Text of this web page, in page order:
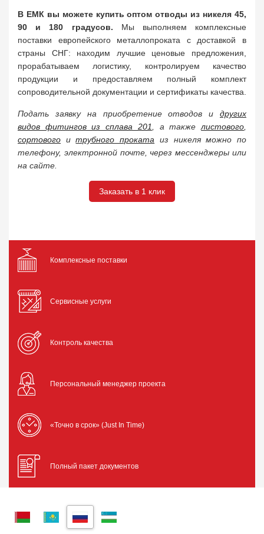
В ЕМК вы можете купить оптом отводы из никеля 45,
90 и 180 градусов. Мы выполняем комплексные
поставки европейского металлопроката с доставкой в
страны СНГ: находим лучшие ценовые предложения,
прорабатываем логистику, контролируем качество
продукции и предоставляем полный комплект
сопроводительной документации и сертификаты качества.
Подать заявку на приобретение отводов и других
видов фитингов из сплава 201
, а такжелистового
сортового итрубного проката из никеля можно по
телефону, электронной почте, через мессенджеры или
на сайте.
Заказать в 1 клик
Комплексные поставки
Сервисные услуги
Контроль качества
Персональный менеджер проекта
«Точно в срок» (Just In Time)
Полный пакет документов